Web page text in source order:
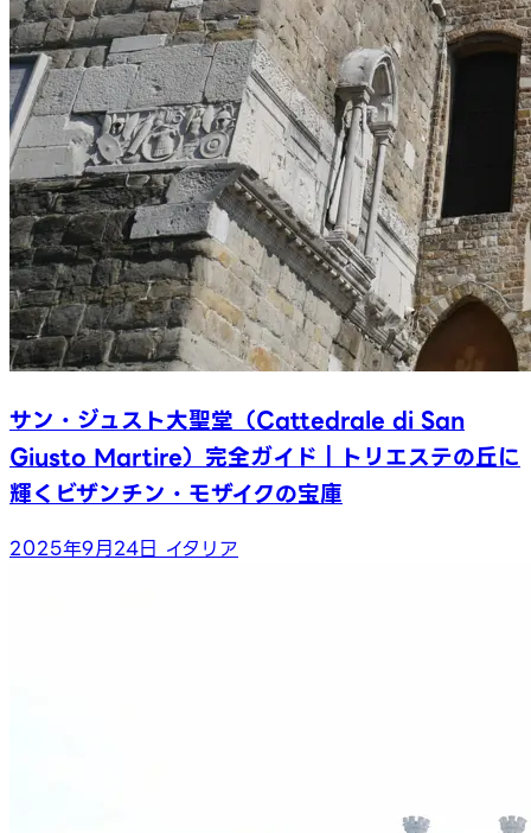
サン・ジュスト大聖堂（Cattedrale di San
Giusto Martire）完全ガイド｜トリエステの丘に
輝くビザンチン・モザイクの宝庫
2025年9月24日 イタリア